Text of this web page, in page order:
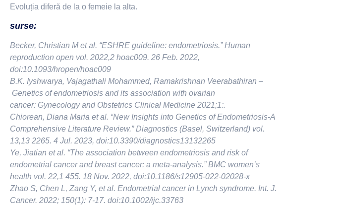
Evoluția diferă de la o femeie la alta.
surse:
Becker, Christian M et al. “ESHRE guideline: endometriosis.” Human
reproduction open vol. 2022,2 hoac009. 26 Feb. 2022,
doi:10.1093/hropen/hoac009
B.K. Iyshwarya, Vajagathali Mohammed, Ramakrishnan Veerabathiran –
Genetics of endometriosis and its association with ovarian
cancer: Gynecology and Obstetrics Clinical Medicine 2021;1:.
Chiorean, Diana Maria et al. “New Insights into Genetics of Endometriosis-A
Comprehensive Literature Review.” Diagnostics (Basel, Switzerland) vol.
13,13 2265. 4 Jul. 2023, doi:10.3390/diagnostics13132265
Ye, Jiatian et al. “The association between endometriosis and risk of
endometrial cancer and breast cancer: a meta-analysis.” BMC women’s
health vol. 22,1 455. 18 Nov. 2022, doi:10.1186/s12905-022-02028-x
Zhao S, Chen L, Zang Y, et al. Endometrial cancer in Lynch syndrome. Int. J.
Cancer. 2022; 150(1): 7-17. doi:10.1002/ijc.33763